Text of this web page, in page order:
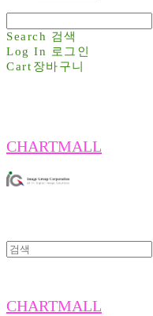
Search 검색
Log In
로그인
Cart 장바구니
CHARTMALL
CHARTMALL